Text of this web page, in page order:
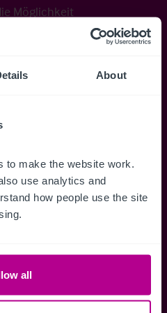
About
make the website work.
use analytics and
how people use the site
all
Möglichkeit
neuen Objekten zu
für
Durch das